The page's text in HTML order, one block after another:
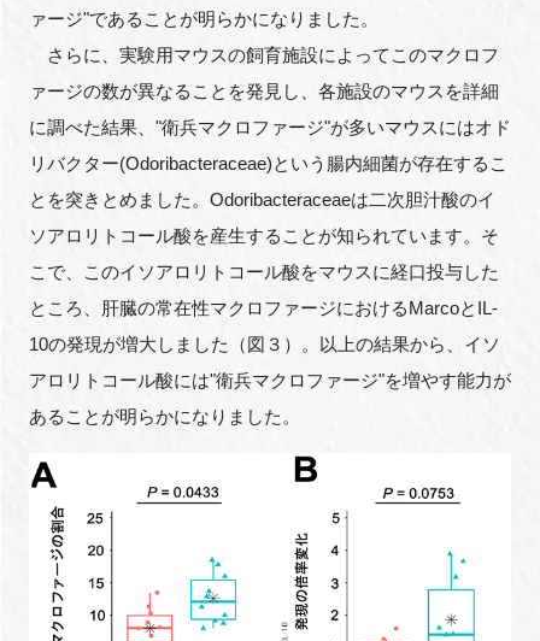
ァージ"であることが明らかになりました。
さらに、実験用マウスの飼育施設によってこのマクロフ
ァージの数が異なることを発見し、各施設のマウスを詳細
に調べた結果、"衛兵マクロファージ"が多いマウスにはオド
リバクター(Odoribacteraceae)という腸内細菌が存在するこ
とを突きとめました。Odoribacteraceaeは二次胆汁酸のイ
ソアロリトコール酸を産生することが知られています。そ
こで、このイソアロリトコール酸をマウスに経口投与した
ところ、肝臓の常在性マクロファージにおけるMarcoとIL-
10の発現が増大しました（図３）。以上の結果から、イソ
アロリトコール酸には"衛兵マクロファージ"を増やす能力が
あることが明らかになりました。